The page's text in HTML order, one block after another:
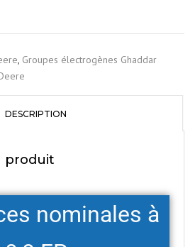
, Groupes électrogènes Ghaddar
DESCRIPTION
produit
nominales à